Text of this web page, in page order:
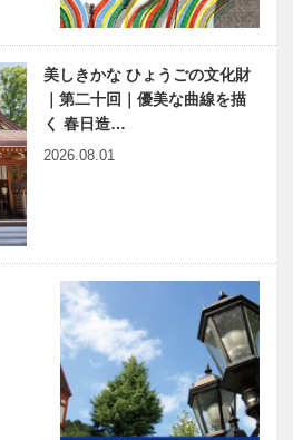
美しきかな ひょうごの文化財
｜第二十回｜優美な曲線を描
く 春日造…
2026.08.01